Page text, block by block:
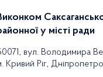
14.05.2021 14.05.2021
у місті ради
вул. Володимира
Кривий Ріг,